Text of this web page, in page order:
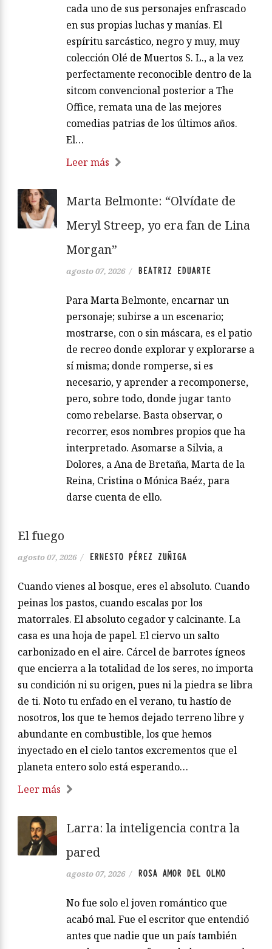
cada uno de sus personajes enfrascado
en sus propias luchas y manías. El
espíritu sarcástico, negro y muy, muy
colección Olé de Muertos S. L., a la vez
perfectamente reconocible dentro de la
sitcom convencional posterior a The
Office, remata una de las mejores
comedias patrias de los últimos años.
El…
Leer más
Marta Belmonte: “Olvídate de
Meryl Streep, yo era fan de Lina
Morgan”
agosto 07, 2026 / BEATRIZ EDUARTE
Para Marta Belmonte, encarnar un
personaje; subirse a un escenario;
mostrarse, con o sin máscara, es el patio
de recreo donde explorar y explorarse a
sí misma; donde romperse, si es
necesario, y aprender a recomponerse,
pero, sobre todo, donde jugar tanto
como rebelarse. Basta observar, o
recorrer, esos nombres propios que ha
interpretado. Asomarse a Silvia, a
Dolores, a Ana de Bretaña, Marta de la
Reina, Cristina o Mónica Baéz, para
darse cuenta de ello.
El fuego
agosto 07, 2026 / ERNESTO PÉREZ ZUÑIGA
Cuando vienes al bosque, eres el absoluto. Cuando
peinas los pastos, cuando escalas por los
matorrales. El absoluto cegador y calcinante. La
casa es una hoja de papel. El ciervo un salto
carbonizado en el aire. Cárcel de barrotes ígneos
que encierra a la totalidad de los seres, no importa
su condición ni su origen, pues ni la piedra se libra
de ti. Noto tu enfado en el verano, tu hastío de
nosotros, los que te hemos dejado terreno libre y
abundante en combustible, los que hemos
inyectado en el cielo tantos excrementos que el
planeta entero solo está esperando…
Leer más
Larra: la inteligencia contra la
pared
agosto 07, 2026 / ROSA AMOR DEL OLMO
No fue solo el joven romántico que
acabó mal. Fue el escritor que entendió
antes que nadie que un país también